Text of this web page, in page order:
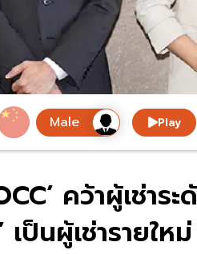
Play
คว้าผู้เช่า
เป็นผู้เช่ารายใหม่